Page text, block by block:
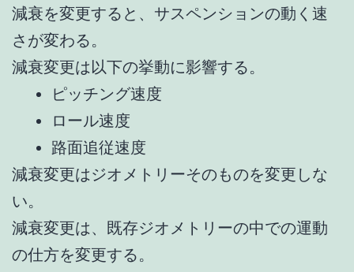
減衰を変更すると、サスペンションの動く速
さが変わる。
減衰変更は以下の挙動に影響する。
ピッチング速度
ロール速度
路面追従速度
減衰変更はジオメトリーそのものを変更しな
い。
減衰変更は、既存ジオメトリーの中での運動
の仕方を変更する。